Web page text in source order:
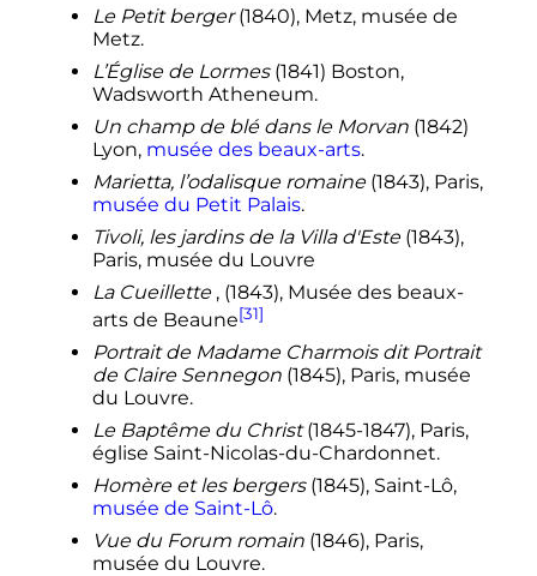
Le Petit berger(1840), Metz, musée de
Metz.
L’Église de Lormes(1841) Boston,
Wadsworth Atheneum.
Un champ de blé dans le Morvan(1842)
Lyon, musée des beaux-arts.
Marietta, l’odalisque romaine(1843), Paris,
musée du Petit Palais.
Tivoli, les jardins de la Villa d'Este(1843),
Paris, musée du Louvre
La Cueillette , (1843), Musée des beaux-
arts de Beaune[31]
Portrait de Madame Charmois dit Portrait
de Claire Sennegon(1845), Paris, musée
du Louvre.
Le Baptême du Christ(1845-1847), Paris,
église Saint-Nicolas-du-Chardonnet.
Homère et les bergers(1845), Saint-Lô,
musée de Saint-Lô.
Vue du Forum romain(1846), Paris,
musée du Louvre.